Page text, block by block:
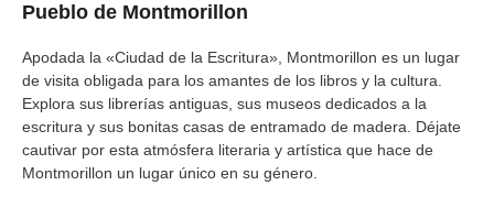
Pueblo de Montmorillon
Apodada la «Ciudad de la Escritura», Montmorillon es un lugar
de visita obligada para los amantes de los libros y la cultura.
Explora sus librerías antiguas, sus museos dedicados a la
escritura y sus bonitas casas de entramado de madera. Déjate
cautivar por esta atmósfera literaria y artística que hace de
Montmorillon un lugar único en su género.